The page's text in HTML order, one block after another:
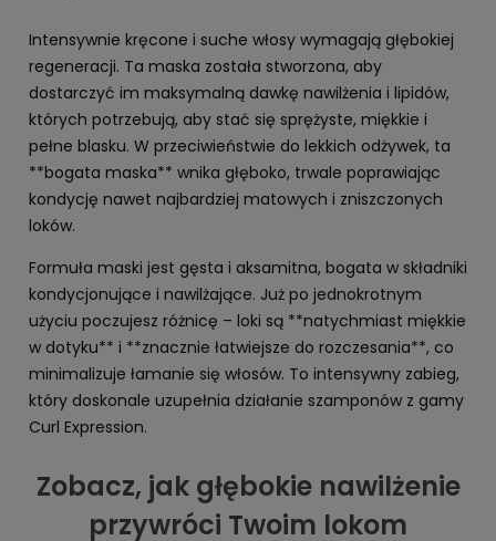
Intensywnie kręcone i suche włosy wymagają głębokiej
regeneracji. Ta maska została stworzona, aby
dostarczyć im maksymalną dawkę nawilżenia i lipidów,
których potrzebują, aby stać się sprężyste, miękkie i
pełne blasku. W przeciwieństwie do lekkich odżywek, ta
**bogata maska** wnika głęboko, trwale poprawiając
kondycję nawet najbardziej matowych i zniszczonych
loków.
Formuła maski jest gęsta i aksamitna, bogata w składniki
kondycjonujące i nawilżające. Już po jednokrotnym
użyciu poczujesz różnicę – loki są **natychmiast miękkie
w dotyku** i **znacznie łatwiejsze do rozczesania**, co
minimalizuje łamanie się włosów. To intensywny zabieg,
który doskonale uzupełnia działanie szamponów z gamy
Curl Expression.
Zobacz, jak głębokie nawilżenie
przywróci Twoim lokom